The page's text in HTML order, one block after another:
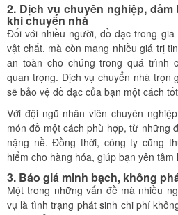
2. Dịch vụ chuyên nghiệp,
khi chuyển nhà
Đối với nhiều người, đồ đạc trong
vật chất, mà còn mang nhiều giá trị
an toàn cho chúng trong quá trình
quan trọng. Dịch vụ chuyển nhà trọn
sẽ bảo vệ đồ đạc của bạn một cách
Với đội ngũ nhân viên chuyên
món đồ một cách phù hợp, từ những
nặng nề. Đồng thời, công ty cũng
hiểm cho hàng hóa, giúp bạn yên tâm
3. Báo giá minh bạch, không
Một trong những vấn đề mà nhiều
vụ là tình trạng phát sinh chi phí